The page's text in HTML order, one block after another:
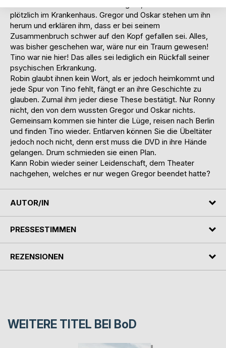
plötzlich im Krankenhaus. Gregor und Oskar stehen um ihn
herum und erklären ihm, dass er bei seinem
Zusammenbruch schwer auf den Kopf gefallen sei. Alles,
was bisher geschehen war, wäre nur ein Traum gewesen!
Tino war nie hier! Das alles sei lediglich ein Rückfall seiner
psychischen Erkrankung.
Robin glaubt ihnen kein Wort, als er jedoch heimkommt und
jede Spur von Tino fehlt, fängt er an ihre Geschichte zu
glauben. Zumal ihm jeder diese These bestätigt. Nur Ronny
nicht, den von dem wussten Gregor und Oskar nichts.
Gemeinsam kommen sie hinter die Lüge, reisen nach Berlin
und finden Tino wieder. Entlarven können Sie die Übeltäter
jedoch noch nicht, denn erst muss die DVD in ihre Hände
gelangen. Drum schmieden sie einen Plan.
Kann Robin wieder seiner Leidenschaft, dem Theater
nachgehen, welches er nur wegen Gregor beendet hatte?
AUTOR/IN
PRESSESTIMMEN
REZENSIONEN
WEITERE TITEL BEI BoD